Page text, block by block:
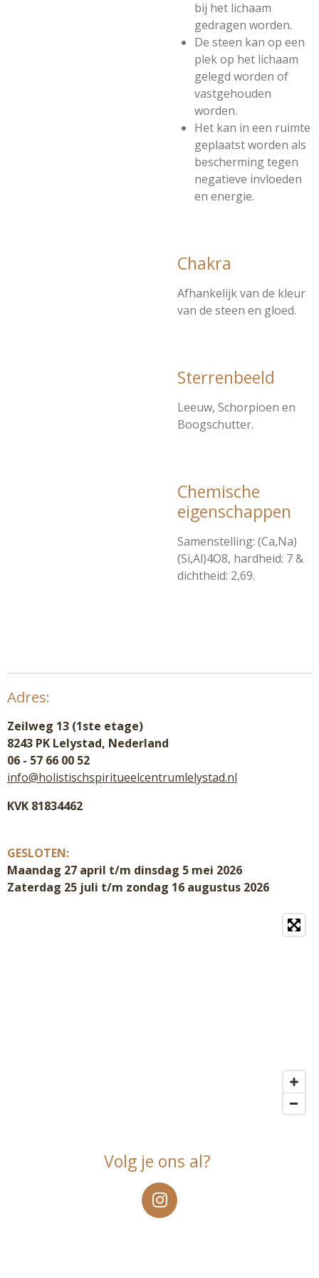
bij het lichaam
gedragen worden.
De steen kan op een
plek op het lichaam
gelegd worden of
vastgehouden
worden.
Het kan in een ruimte
geplaatst worden als
bescherming tegen
negatieve invloeden
en energie.
Chakra
Afhankelijk van de kleur
van de steen en gloed.
Sterrenbeeld
Leeuw, Schorpioen en
Boogschutter.
Chemische
eigenschappen
Samenstelling: (Ca,Na)
(Si,Al)4O8, hardheid: 7 &
dichtheid: 2,69.
Adres:
Zeilweg 13 (1ste etage)
8243 PK Lelystad, Nederland
06 - 57 66 00 52
info@holistischspiritueelcentrumlelystad.nl
KVK 81834462
GESLOTEN:
Maandag 27 april t/m dinsdag 5 mei 2026
Zaterdag 25 juli t/m zondag 16 augustus 2026
Volg je ons al?
I
n